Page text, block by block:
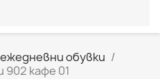
обувки
кафе 01